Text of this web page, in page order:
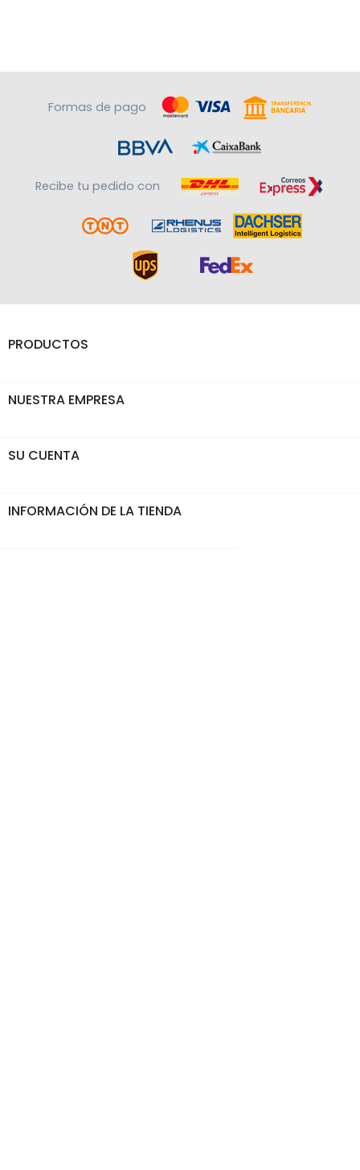
Formas de pago
Recibe tu pedido con
PRODUCTOS
NUESTRA EMPRESA
SU CUENTA
INFORMACIÓN DE LA TIENDA